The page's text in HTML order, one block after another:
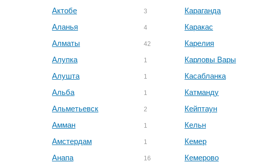
Актобе 3
Аланья 4
Алматы 42
Алупка 1
Алушта 1
Альба 1
Альметьевск 2
Амман 1
Амстердам 1
Анапа 16
Караганда
Каракас
Карелия
Карловы Вары
Касабланка
Катманду
Кейптаун
Кельн
Кемер
Кемерово